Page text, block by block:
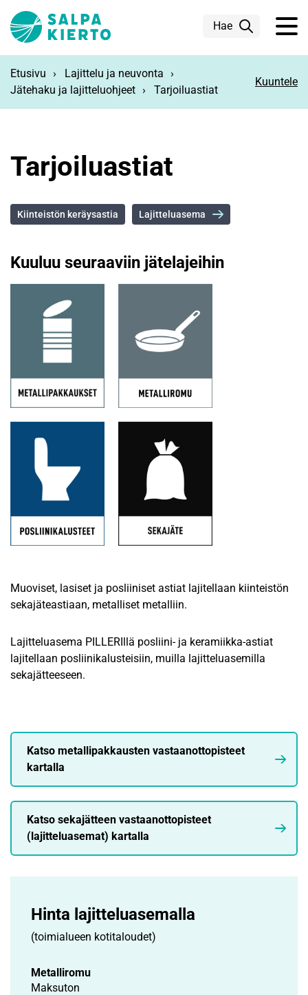
Hae
Etusivu
Lajittelu ja neuvonta
Jätehaku ja lajitteluohjeet
Tarjoiluastiat
Kuuntele
Tarjoiluastiat
Kiinteistön keräysastia Lajitteluasema
Kuuluu seuraaviin jätelajeihin
Muoviset, lasiset ja posliiniset astiat lajitellaan kiinteistön
sekajäteastiaan, metalliset metalliin.
Lajitteluasema PILLERIllä posliini- ja keramiikka-astiat
lajitellaan posliinikalusteisiin, muilla lajitteluasemilla
sekajätteeseen.
Katso metallipakkausten vastaanottopisteet
kartalla
Katso sekajätteen vastaanottopisteet
(lajitteluasemat) kartalla
Hinta lajittelu­asemalla
(toimialueen kotitaloudet)
Metalliromu
Maksuton